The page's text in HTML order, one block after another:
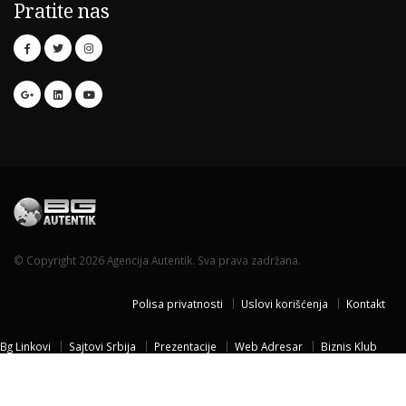
Pratite nas
© Copyright 2026 Agencija Autentik. Sva prava zadržana.
Polisa privatnosti Uslovi korišćenja Kontakt
Bg Linkovi Sajtovi Srbija Prezentacije Web Adresar
Biznis Klub